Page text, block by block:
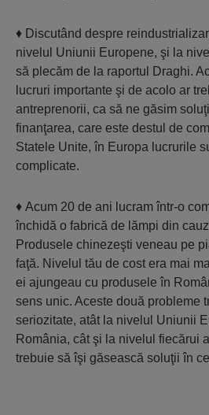
♦ Discutând despre
nivelul Uniunii Europene, şi la
să plecăm de la raportul Draghi.
lucruri importante şi de acolo ar
antreprenorii, ca să ne găsim
finanţarea, care este destul de
Statele Unite, în Europa lucrurile
complicate.
♦ Acum 20 de ani lucram într-o
închidă o fabrică de lămpi din
Produsele chinezeşti veneau pe
faţă. Nivelul tău de cost era mai
ei ajungeau cu produsele în
sens unic. Aceste două probleme
seriozitate, atât la nivelul Uniunii
România, cât şi la nivelul fiecărui
trebuie să îşi găsească soluţii în